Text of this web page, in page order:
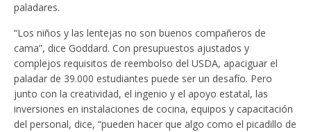
paladares.
“Los niños y las lentejas no son buenos compañeros de
cama”, dice Goddard. Con presupuestos ajustados y
complejos requisitos de reembolso del USDA, apaciguar el
paladar de 39.000 estudiantes puede ser un desafío. Pero
junto con la creatividad, el ingenio y el apoyo estatal, las
inversiones en instalaciones de cocina, equipos y capacitación
del personal, dice, “pueden hacer que algo como el picadillo de